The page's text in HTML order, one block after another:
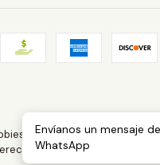
and Collectibles.
reservados.
Envíanos un mensaje de
WhatsApp